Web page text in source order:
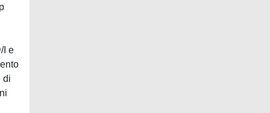
I e
di